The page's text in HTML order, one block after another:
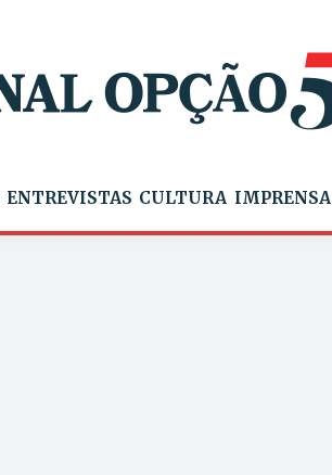
ENTREVISTAS CULTURA IMPRENSA